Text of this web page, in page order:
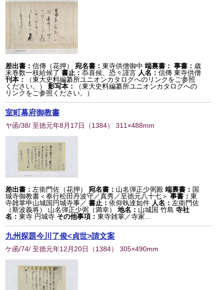
差出書：信傳（花押） 宛名書：東寺供僧御中 端裏書： 事書： 歳
末巻数一枝給候了 書止：忝喜候、恐々謹言 人名：信傳 東寺供僧
刊本：
（東大史料編纂所ユニオンカタログへのリンクをご参照
ください。）
影写本：
（東大史料編纂所ユニオンカタログへの
リンクをご参照ください。）
室町幕府御教書
ヤ函/38/ 至徳元年8月17日 （1384） 311×488mm
差出書： 左衛門佐（花押） 宛名書： 山名弾正少弼殿 端裏書： 国
城寺御教書＜奉行松田丹波守／真秀／至徳元八十七＞ 事書：東
寺雑掌申山城国円城寺事／書止：依仰執達如件 人名： 左衛門佐
（斯波義将） 山名弾正少弼（満幸）
地名： 山城国 竹島 寺社
名：東寺 円城寺 その他事項：東寺雑掌／寺家...
九州探題今川了俊<貞世>請文案
ケ函/74/ 至徳元年12月20日 （1384） 305×490mm